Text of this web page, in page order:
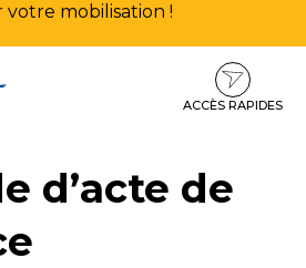
votre mobilisation !
ACCÈS RAPIDES
d’acte de